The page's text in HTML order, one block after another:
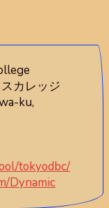
カレッジ
ku,
tokyodbc/
Dynamic